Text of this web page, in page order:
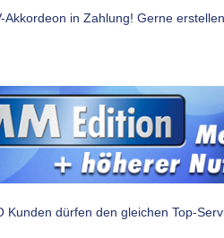
Akkordeon in Zahlung! Gerne
Kunden dürfen den gleichen Top-